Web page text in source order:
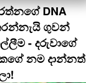
DNA
ගුවන්
- දරුවාගේ
නම දාන්නත්